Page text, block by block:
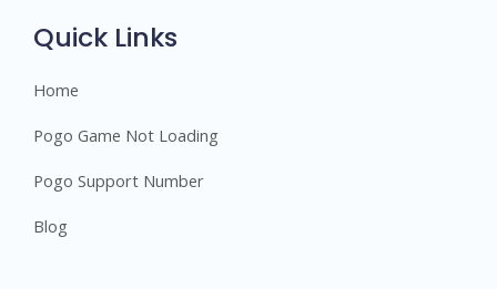
Quick Links
Home
Pogo Game Not Loading
Pogo Support Number
Blog